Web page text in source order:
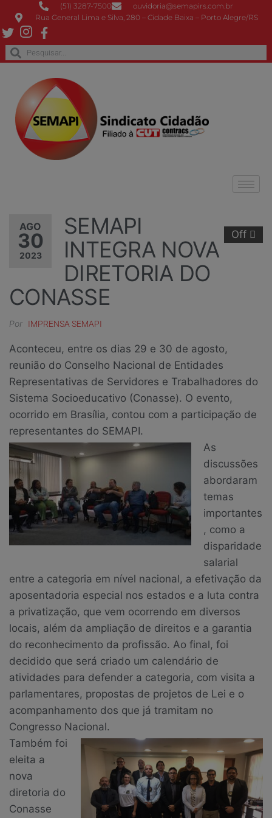
(51) 3287-7500
ouvidoria@semapirs.com.br
Rua General Lima e Silva, 280 – Cidade Baixa – Porto Alegre/RS
AGO
30
2023
Off
SEMAPI
INTEGRA NOVA
DIRETORIA DO
CONASSE
Por IMPRENSA SEMAPI
Aconteceu, entre os dias 29 e 30 de agosto,
reunião do Conselho Nacional de Entidades
Representativas de Servidores e Trabalhadores do
Sistema Socioeducativo (Conasse). O evento,
ocorrido em Brasília, contou com a participação de
representantes do SEMAPI.
As
discussões
abordaram
temas
importantes
, como a
disparidade
salarial
entre a categoria em nível nacional, a efetivação da
aposentadoria especial nos estados e a luta contra
a privatização, que vem ocorrendo em diversos
locais, além da ampliação de direitos e a garantia
do reconhecimento da profissão. Ao final, foi
decidido que será criado um calendário de
atividades para defender a categoria, com visita a
parlamentares, propostas de projetos de Lei e o
acompanhamento dos que já tramitam no
Congresso Nacional.
Também foi
eleita a
nova
diretoria do
Conasse